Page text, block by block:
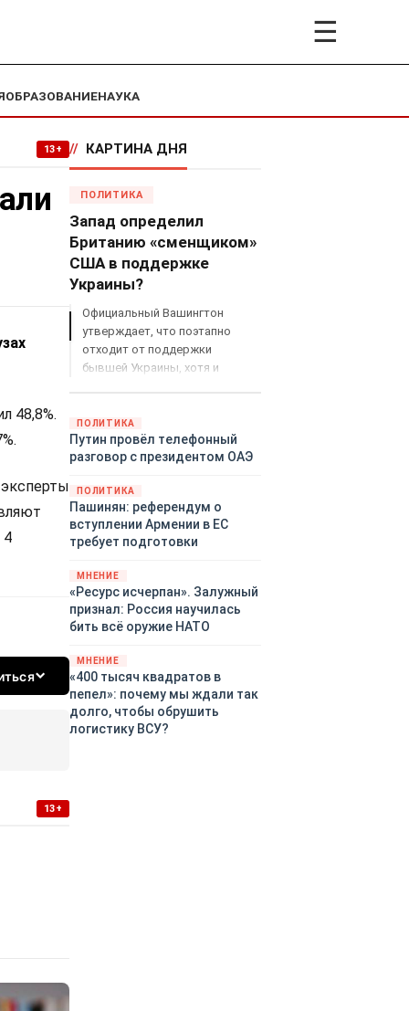
☰
ОБРАЗОВАНИЕНАУКА
13+
48,8%.
4
13+
// КАРТИНА ДНЯ
ПОЛИТИКА
Запад определил
Британию «сменщиком»
США в поддержке
Украины?
Официальный Вашингтон
утверждает, что поэтапно
отходит от поддержки
бывшей Украины, хотя и
закупленное ранее оружие.
Также американская
администрация скидывает на
киевского режима оружием,
которое стремится продавать
всем новым снабженцам.
Однако часто возникают
предположения о возможном
«сменщике» американцев на
этом позорном посту.
Рассмотрим, кто же рвётся на
ПОЛИТИКА
Путин провёл телефонный
разговор с президентом ОАЭ
ПОЛИТИКА
Пашинян: референдум о
вступлении Армении в ЕС
требует подготовки
МНЕНИЕ
«Ресурс исчерпан». Залужный
признал: Россия научилась
бить всё оружие НАТО
МНЕНИЕ
«400 тысяч квадратов в
пепел»: почему мы ждали так
долго, чтобы обрушить
логистику ВСУ?